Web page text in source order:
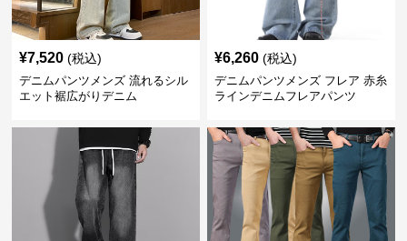
¥7,520 (税込)
デニムパンツメンズ 流れるシル
エット裾広がりデニム
¥6,260 (税込)
デニムパンツメンズ フレア 赤糸
ラインデニムフレアパンツ